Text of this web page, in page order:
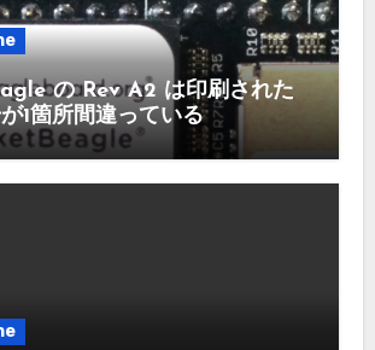
の Rev A2 は印刷された
1箇所間違っている